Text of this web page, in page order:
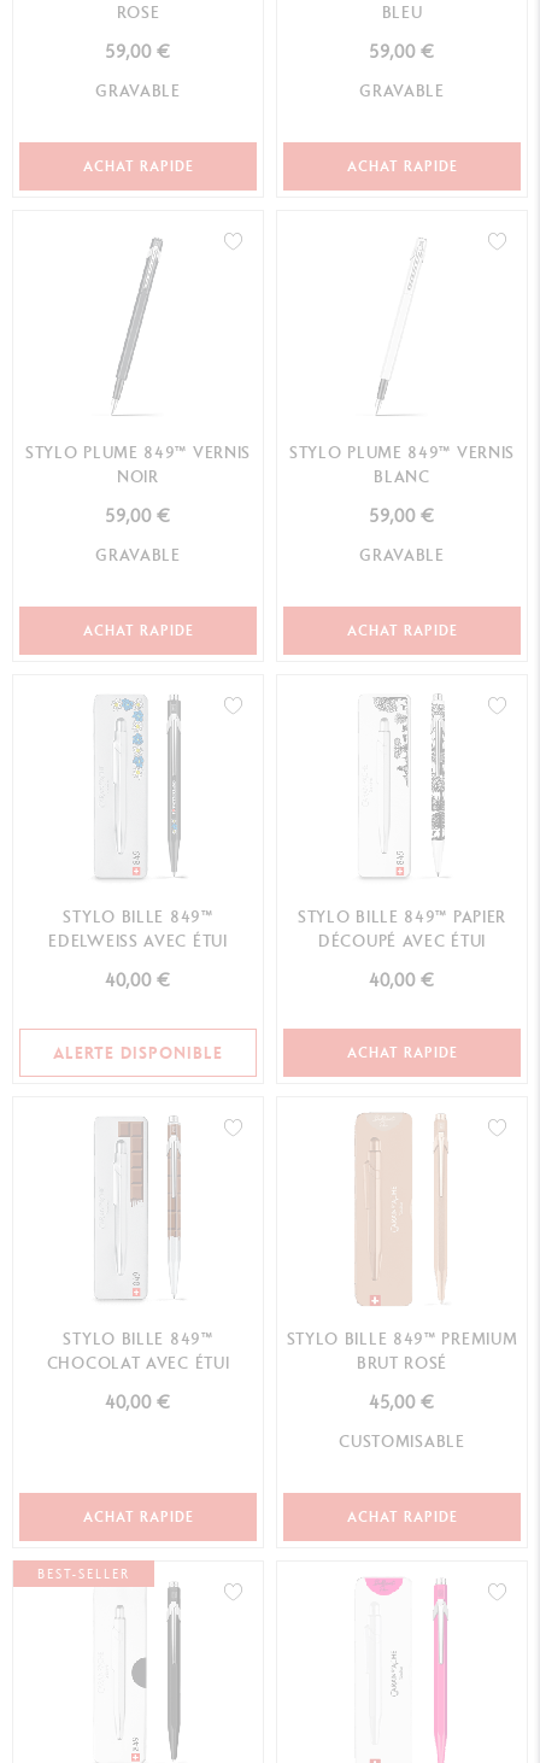
ROSE
59,00 €
GRAVABLE
ACHAT RAPIDE
BLEU
59,00 €
GRAVABLE
ACHAT RAPIDE
STYLO PLUME 849™ VERNIS
NOIR
59,00 €
GRAVABLE
ACHAT RAPIDE
STYLO PLUME 849™ VERNIS
BLANC
59,00 €
GRAVABLE
ACHAT RAPIDE
STYLO BILLE 849™
EDELWEISS AVEC ÉTUI
40,00 €
ALERTE DISPONIBLE
STYLO BILLE 849™ PAPIER
DÉCOUPÉ AVEC ÉTUI
40,00 €
ACHAT RAPIDE
STYLO BILLE 849™
CHOCOLAT AVEC ÉTUI
40,00 €
ACHAT RAPIDE
STYLO BILLE 849™ PREMIUM
BRUT ROSÉ
45,00 €
CUSTOMISABLE
ACHAT RAPIDE
BEST-SELLER